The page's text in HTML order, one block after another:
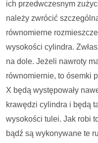
ich przedwczesnym
należy zwrócić
równomierne
wysokości cylindra.
na dole. Jeżeli nawroty
równomiernie, to ósemki
X będą występowały
krawędzi cylindra i będą
wysokości tulei. Jak robi
bądź są wykonywane te